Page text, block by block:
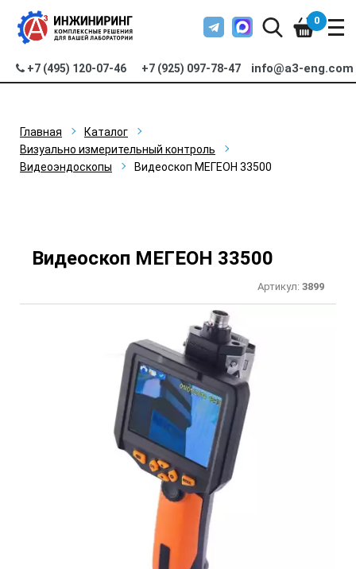
+7 (495) 120-07-46 +7 (925) 097-78-47 info@a3-eng.com
0
Главная
Каталог
Визуально измерительный контроль
Видеоэндоскопы
Видеоскоп МЕГЕОН 33500
Видеоскоп МЕГЕОН 33500
Артикул: 3899